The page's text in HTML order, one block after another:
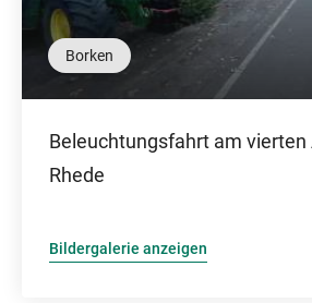
Borken
Beleuchtungsfahrt am vierten
Rhede
Bildergalerie anzeigen